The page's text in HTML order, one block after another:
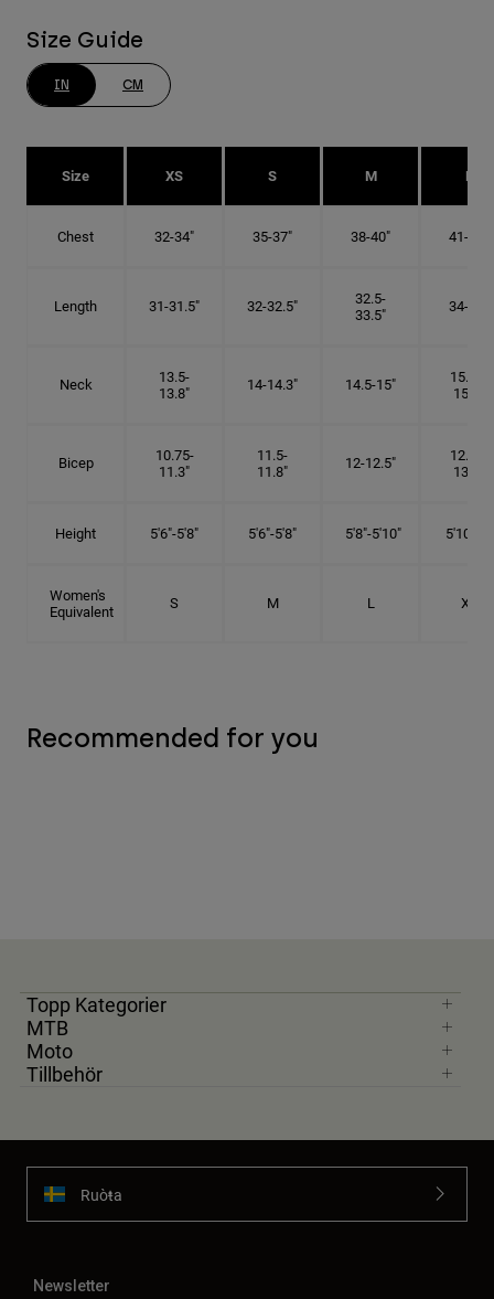
Size Guide
IN CM
Size XS S M L
Chest 32-34" 35-37" 38-40" 41-43"
Length 31-31.5" 32-32.5"
32.5-
33.5"
34-35"
Neck
13.5-
13.8"
14-14.3" 14.5-15"
15.25-
15.5"
Bicep
10.75-
11.3"
11.5-
11.8"
12-12.5"
12.75-
13.3"
Height 5'6"-5'8" 5'6"-5'8" 5'8"-5'10" 5'10"- 6'
Women's
Equivalent
S M L XL
Recommended for you
Topp Kategorier
MTB
Moto
Tillbehör
Ruoŧŧa
Newsletter